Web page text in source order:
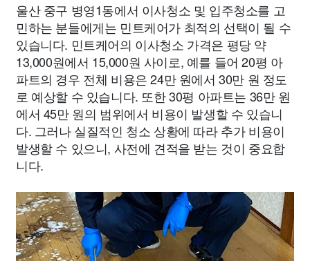
울산 중구 병영1동에서 이사청소 및 입주청소를 고
민하는 분들에게는 민트케어가 최적의 선택이 될 수
있습니다. 민트케어의 이사청소 가격은 평당 약
13,000원에서 15,000원 사이로, 예를 들어 20평 아
파트의 경우 전체 비용은 24만 원에서 30만 원 정도
로 예상할 수 있습니다. 또한 30평 아파트는 36만 원
에서 45만 원의 범위에서 비용이 발생할 수 있습니
다. 그러나 실질적인 청소 상황에 따라 추가 비용이
발생할 수 있으니, 사전에 견적을 받는 것이 중요합
니다.